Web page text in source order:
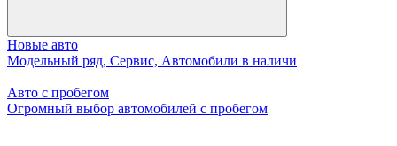
Новые авто
Модельный ряд, Сервис, Автомобили в наличи
Авто с пробегом
Огромный выбор автомобилей с пробегом